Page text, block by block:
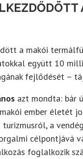
a makói
együtt 10
fejlődését –
azt mondta: bár
ember életét
a
célpontjává
foglalkozik